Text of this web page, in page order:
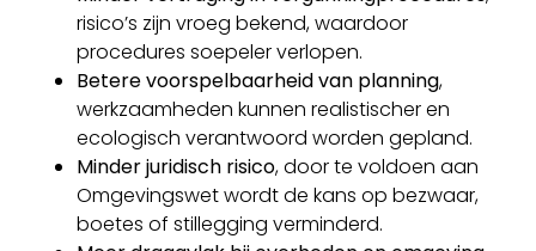
risico’s zijn vroeg bekend, waardoor
procedures soepeler verlopen.
Betere voorspelbaarheid van planning,
werkzaamheden kunnen realistischer en
ecologisch verantwoord worden gepland.
Minder juridisch risico, door te voldoen aan
Omgevingswet wordt de kans op bezwaar,
boetes of stillegging verminderd.